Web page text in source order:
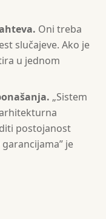
must have a unique
testable — if you
for optional
workflow — do not
(colors, layouts)
Oni treba
slučajeve. Ako je
u jednom
„Sistem
postojanost
je